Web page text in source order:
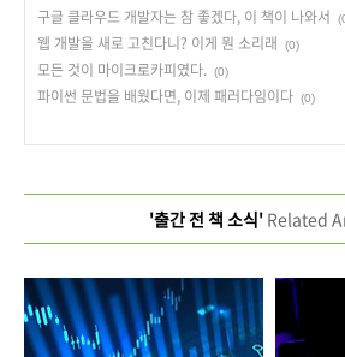
구글 클라우드 개발자는 참 좋겠다, 이 책이 나와서
웹 개발을 새로 고친다니? 이게 뭔 소리래 (0)
모든 것이 마이크로카피였다. (0)
파이썬 문법을 배웠다면, 이제 패러다임이다 (0)
'출간 전 책 소식'Related